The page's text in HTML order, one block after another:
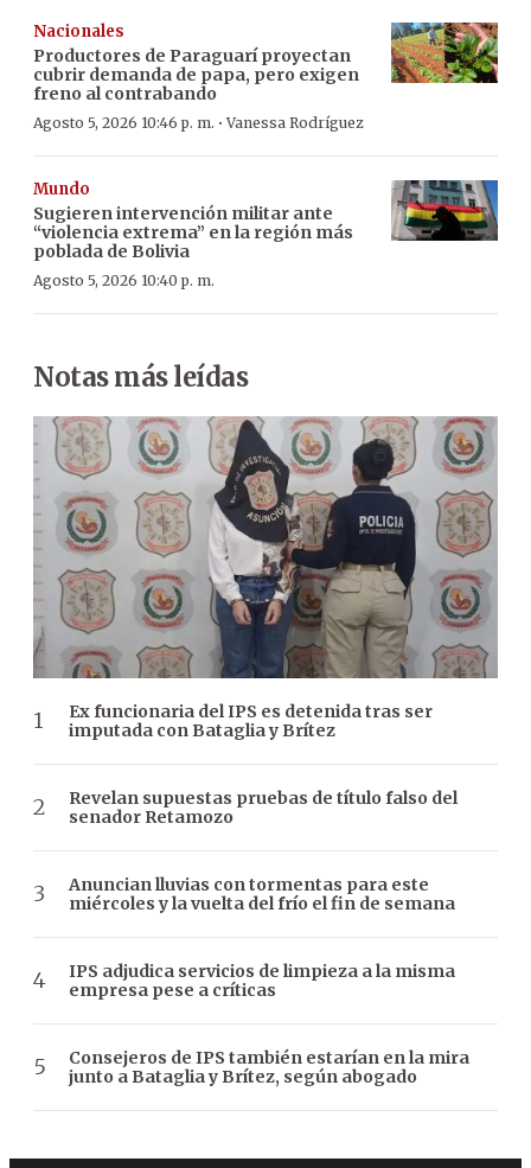
Nacionales
Productores de Paraguarí proyectan
cubrir demanda de papa, pero exigen
freno al contrabando
Agosto 5, 2026 10:46 p. m. ·Vanessa Rodríguez
Mundo
Sugieren intervención militar ante
“violencia extrema” en la región más
poblada de Bolivia
Agosto 5, 2026 10:40 p. m.
Notas más leídas
Ex funcionaria del IPS es detenida tras ser
imputada con Bataglia y Brítez
Revelan supuestas pruebas de título falso del
senador Retamozo
Anuncian lluvias con tormentas para este
miércoles y la vuelta del frío el fin de semana
IPS adjudica servicios de limpieza a la misma
empresa pese a críticas
Consejeros de IPS también estarían en la mira
junto a Bataglia y Brítez, según abogado